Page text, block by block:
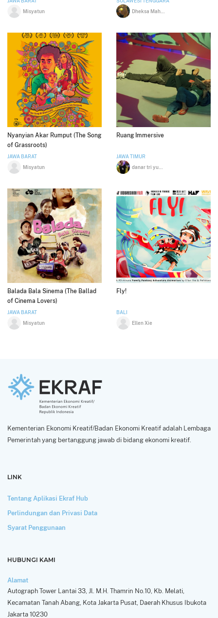
Misyatun
Nyanyian Akar Rumput (The Song
of Grassroots)
JAWA BARAT
Misyatun
Ruang Immersive
JAWA TIMUR
Balada Bala Sinema (The Ballad
of Cinema Lovers)
JAWA BARAT
Misyatun
Fly!
BALI
Ellen Xie
Kementerian Ekonomi Kreatif/Badan Ekonomi Kreatif adalah Lembaga
Pemerintah yang bertanggung jawab di bidang ekonomi kreatif.
LINK
Tentang Aplikasi Ekraf Hub
Perlindungan dan Privasi Data
Syarat Penggunaan
HUBUNGI KAMI
Alamat
Autograph Tower Lantai 33, Jl. M.H. Thamrin No.10, Kb. Melati,
Kecamatan Tanah Abang, Kota Jakarta Pusat, Daerah Khusus Ibukota
Jakarta 10230